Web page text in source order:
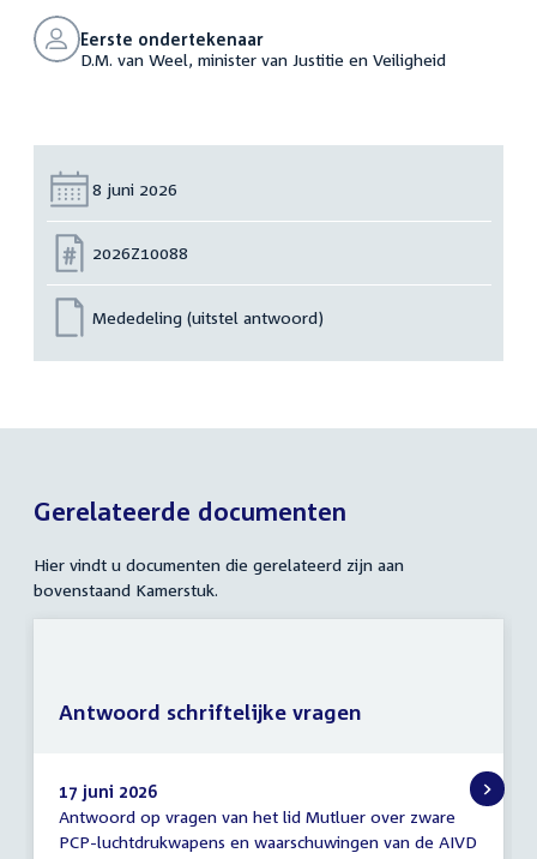
Eerste ondertekenaar
D.M. van Weel, minister van Justitie en Veiligheid
Datum:
8 juni 2026
Nummer:
2026Z10088
Mededeling (uitstel antwoord)
Gerelateerde documenten
Hier vindt u documenten die gerelateerd zijn aan
bovenstaand Kamerstuk.
Antwoord
schriftelijke
17 juni 2026
Antwoord op vragen van het lid Mutluer over zware
PCP-luchtdrukwapens en waarschuwingen van de AIVD
Antwoord schriftelijke vragen